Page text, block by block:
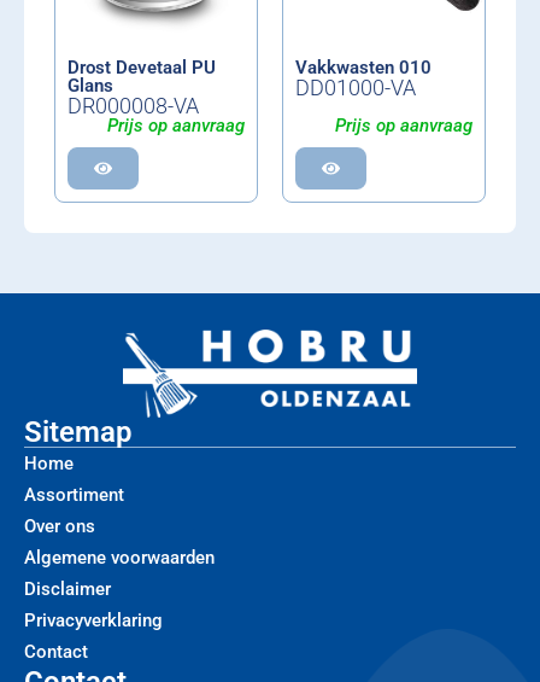
Drost Devetaal PU
Glans
DR000008-VA
Prijs op aanvraag
Vakkwasten 010
DD01000-VA
Prijs op aanvraag
Sitemap
Home
Assortiment
Over ons
Algemene voorwaarden
Disclaimer
Privacyverklaring
Contact